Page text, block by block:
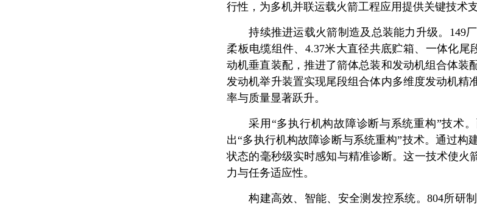
行性，为多机并联运载火箭工程应用提供关键技术支
持续推进运载火箭制造及总装能力升级。149
柔板电缆组件、4.37米大直径共底贮箱、一体化
动机垂直装配，推进了箭体总装和发动机组合体装
发动机举升装置实现尾段组合体内多维度发动机精
率与质量显著跃升。
采用“多执行机构故障诊断与系统重构”技术
出“多执行机构故障诊断与系统重构”技术。通过
状态的毫秒级实时感知与精准诊断。这一技术使火
力与任务适应性。
构建高效、智能、安全测发控系统。804所研